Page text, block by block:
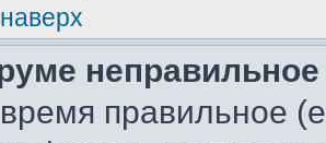
правильное